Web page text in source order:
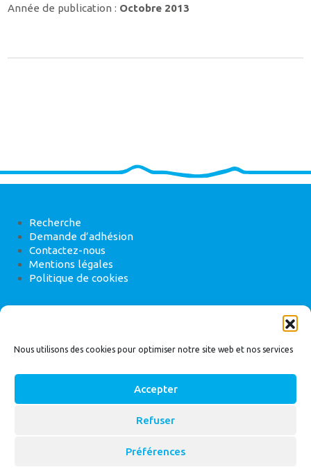
Nous utilisons des cookies pour optimiser notre site web et nos services
Accepter
Refuser
Préférences
Année de publication : Octobre 2013
Recherche
Demande d’adhésion
Contactez-nous
Mentions légales
Politique de cookies